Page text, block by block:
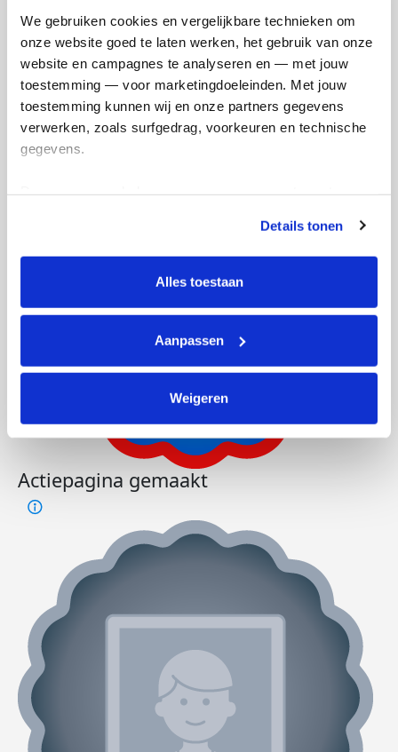
We gebruiken cookies en vergelijkbare technieken om
onze website goed te laten werken, het gebruik van onze
website en campagnes te analyseren en — met jouw
toestemming — voor marketingdoeleinden. Met jouw
toestemming kunnen wij en onze partners gegevens
verwerken, zoals surfgedrag, voorkeuren en technische
gegevens.
tonen. Je kunt je toestemming op elk moment wijzigen of
intrekken via Cookie instellingen onderaan de pagina. De
lijst met cookies is te vinden in het tabblad “details”.
Details tonen
Alles toestaan
Aanpassen
Weigeren
Robert's badges
Actiepagina gemaakt